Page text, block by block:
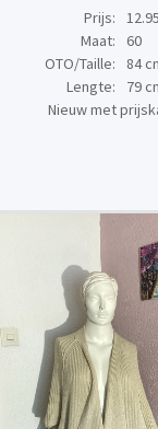
Prijs:
Maat:
60
OTO/Taille:
84
Lengte:
79
Nieuw met